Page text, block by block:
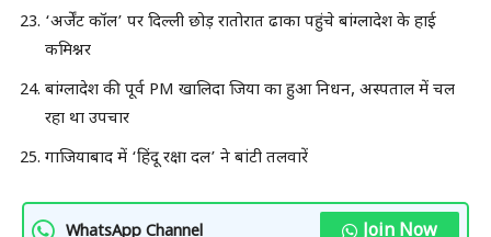
‘अर्जेंट कॉल’ पर दिल्ली छोड़ रातोरात ढाका पहुंचे बांग्लादेश के हाई
कमिश्नर
बांग्लादेश की पूर्व PM खालिदा जिया का हुआ निधन, अस्पताल में चल
रहा था उपचार
गाजियाबाद में ‘हिंदू रक्षा दल’ ने बांटी तलवारें
WhatsApp Channel Join Now